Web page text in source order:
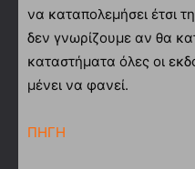
να καταπολεμήσει έτσι
δεν γνωρίζουμε αν θα
καταστήματα όλες οι
μένει να φανεί.
ΠΗΓΗ